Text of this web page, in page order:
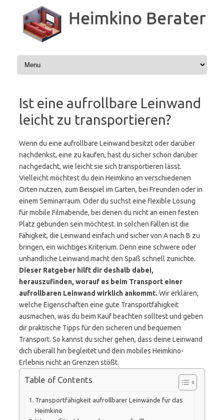
springen
Heimkino Berater
Ist eine aufrollbare Leinwand
leicht zu transportieren?
Wenn du eine aufrollbare Leinwand besitzt oder darüber
nachdenkst, eine zu kaufen, hast du sicher schon darüber
nachgedacht, wie leicht sie sich transportieren lässt.
Vielleicht möchtest du dein Heimkino an verschiedenen
Orten nutzen, zum Beispiel im Garten, bei Freunden oder in
einem Seminarraum. Oder du suchst eine flexible Lösung
für mobile Filmabende, bei denen du nicht an einen festen
Platz gebunden sein möchtest. In solchen Fällen ist die
Fähigkeit, die Leinwand einfach und sicher von A nach B zu
bringen, ein wichtiges Kriterium. Denn eine schwere oder
unhandliche Leinwand macht den Spaß schnell zunichte.
Dieser Ratgeber hilft dir deshalb dabei,
herauszufinden, worauf es beim Transport einer
aufrollbaren Leinwand wirklich ankommt. Wir erklären,
welche Eigenschaften eine gute Transportfähigkeit
ausmachen, was du beim Kauf beachten solltest und geben
dir praktische Tipps für den sicheren und bequemen
Transport. So kannst du sicher gehen, dass deine Leinwand
dich überall hin begleitet und dein mobiles Heimkino-
Erlebnis nicht an Grenzen stößt.
Table of Contents
Transportfähigkeit aufrollbarer Leinwände für das
Heimkino